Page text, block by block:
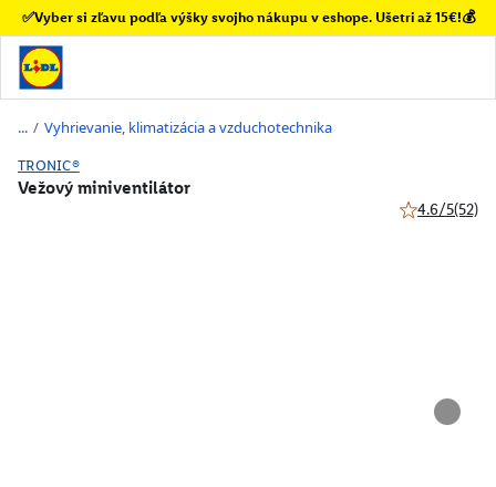
✅Vyber si zľavu podľa výšky svojho nákupu v eshope. Ušetri až 15€!💰
/ Vyhrievanie, klimatizácia a vzduchotechnika
TRONIC®
Vežový miniventilátor
4.6/5(52)